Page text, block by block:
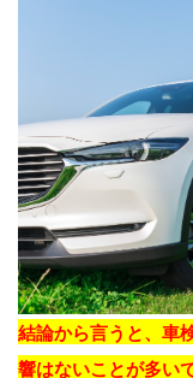
結論から言うと、車
響はないことが多い